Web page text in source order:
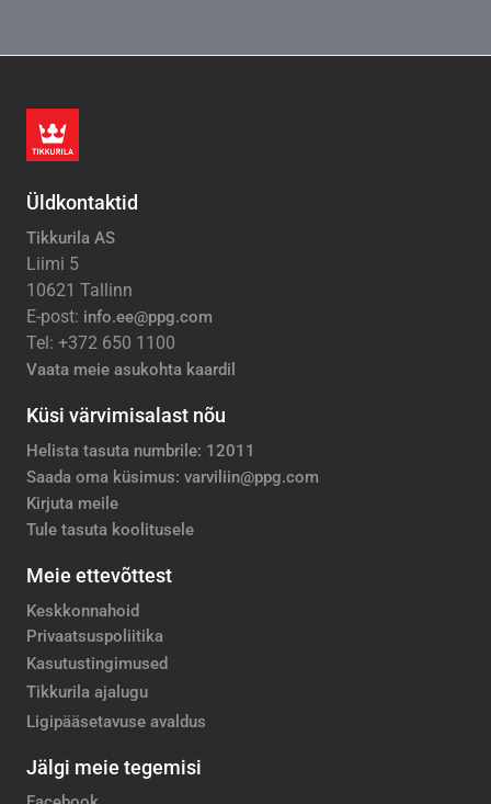
Üldkontaktid
Tikkurila AS
Liimi 5
10621 Tallinn
E-post: info.ee@ppg.com
Tel: +372 650 1100
Vaata meie asukohta kaardil
Küsi värvimisalast nõu
Helista tasuta numbrile: 12011
Saada oma küsimus: varviliin@ppg.com
Kirjuta meile
Tule tasuta koolitusele
Meie ettevõttest
Keskkonnahoid
Privaatsuspoliitika
Kasutustingimused
Tikkurila ajalugu
Ligipääsetavuse avaldus
Jälgi meie tegemisi